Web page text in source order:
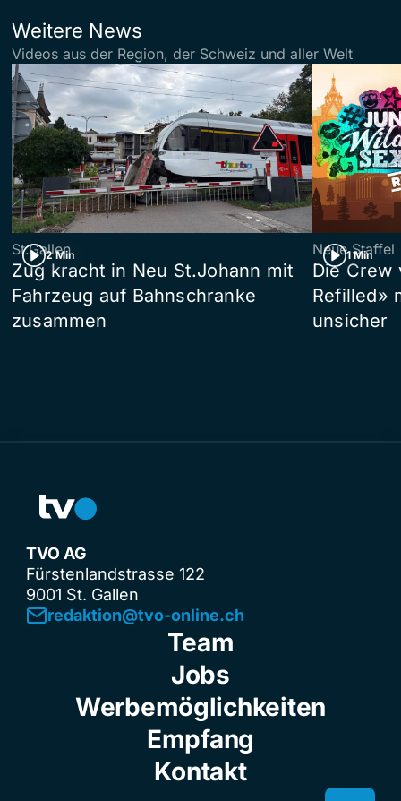
Weitere News
Videos aus der Region, der Schweiz und aller Welt
2 Min
St.Gallen
Zug kracht in Neu St.Johann mit
Fahrzeug auf Bahnschranke
zusammen
1 Min
Neue Staffel
Die Crew
Refilled»
unsicher
TVO AG
Fürstenlandstrasse 122
9001 St. Gallen
redaktion@tvo-online.ch
Team
Jobs
Werbemöglichkeiten
Empfang
Kontakt